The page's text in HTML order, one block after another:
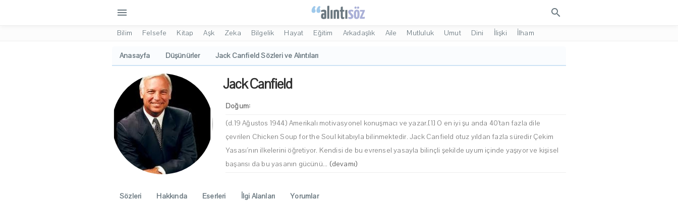
menu search
Bilim Felsefe Kitap Aşk Zeka Bilgelik Hayat Eğitim Arkadaşlık Aile Mutluluk Umut Dini İlişki İlham
Anasayfa Düşünürler Jack Canfield Sözleri ve Alıntıları
Jack Canfield
Doğum:
(d.19 Ağustos 1944) Amerikalı motivasyonel konuşmacı ve yazar.[1] O en iyi şu anda 40'tan fazla dile
çevrilen Chicken Soup for the Soul kitabıyla bilinmektedir. Jack Canfield otuz yıldan fazla süredir Çekim
Yasası´nın ilkelerini öğretiyor. Kendisi de bu evrensel yasayla bilinçli şekilde uyum içinde yaşıyor ve kişisel
başarısı da bu yasanın gücünü... (devamı)
Sözleri Hakkında Eserleri İlgi Alanları Yorumlar